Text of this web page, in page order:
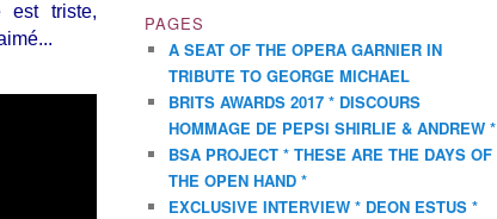
est triste,
PAGES
A SEAT OF THE OPERA GARNIER IN
TRIBUTE TO GEORGE MICHAEL
BRITS AWARDS 2017 * DISCOURS
HOMMAGE DE PEPSI SHIRLIE & ANDREW *
BSA PROJECT * THESE ARE THE DAYS OF
THE OPEN HAND *
EXCLUSIVE INTERVIEW * DEON ESTUS *